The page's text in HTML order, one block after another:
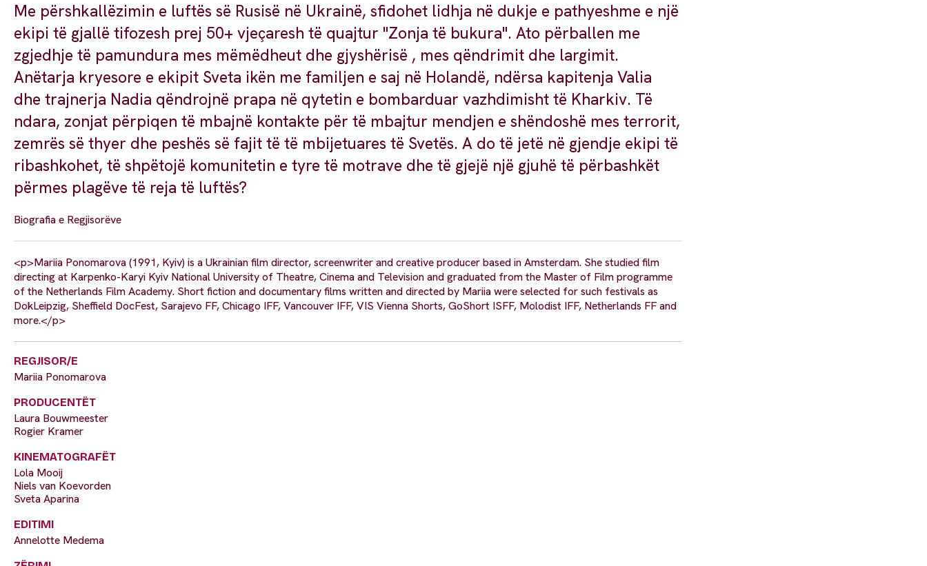
Me përshkallëzimin e luftës së Rusisë në Ukrainë, sfidohet lidhja në dukje e pathyeshme e një
ekipi të gjallë tifozesh prej 50+ vjeçaresh të quajtur "Zonja të bukura". Ato përballen me
zgjedhje të pamundura mes mëmëdheut dhe gjyshërisë , mes qëndrimit dhe largimit.
Anëtarja kryesore e ekipit Sveta ikën me familjen e saj në Holandë, ndërsa kapitenja Valia
dhe trajnerja Nadia qëndrojnë prapa në qytetin e bombarduar vazhdimisht të Kharkiv. Të
ndara, zonjat përpiqen të mbajnë kontakte për të mbajtur mendjen e shëndoshë mes terrorit,
zemrës së thyer dhe peshës së fajit të të mbijetuares të Svetës. A do të jetë në gjendje ekipi të
ribashkohet, të shpëtojë komunitetin e tyre të motrave dhe të gjejë një gjuhë të përbashkët
përmes plagëve të reja të luftës?
Biografia e Regjisorëve
<p>Mariia Ponomarova (1991, Kyiv) is a Ukrainian film director, screenwriter and creative producer based in Amsterdam. She studied film
directing at Karpenko-Karyi Kyiv National University of Theatre, Cinema and Television and graduated from the Master of Film programme
of the Netherlands Film Academy. Short fiction and documentary films written and directed by Mariia were selected for such festivals as
DokLeipzig, Sheffield DocFest, Sarajevo FF, Chicago IFF, Vancouver IFF, VIS Vienna Shorts, GoShort ISFF, Molodist IFF, Netherlands FF and
more.</p>
REGJISOR/E
Mariia Ponomarova
PRODUCENTËT
Laura Bouwmeester
Rogier Kramer
KINEMATOGRAFËT
Lola Mooij
Niels van Koevorden
Sveta Aparina
EDITIMI
Annelotte Medema